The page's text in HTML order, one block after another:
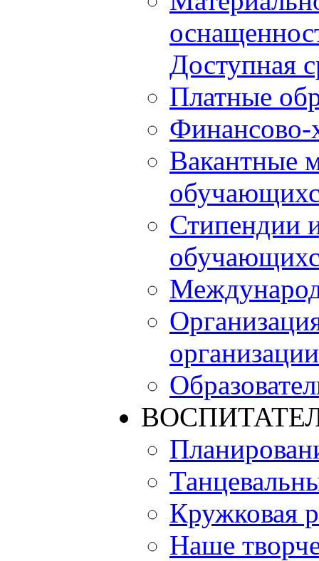
Доступная
Платные
Финансово-
Вакантные
Стипендии
организации
Кружковая
Наше